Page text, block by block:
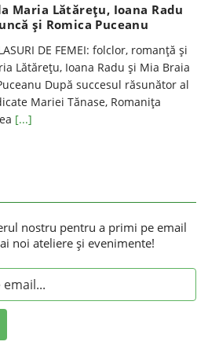
Maria Lătărețu, Ioana Radu
și Romica Puceanu
DE FEMEI: folclor, romanță și
Lătărețu, Ioana Radu și Mia Braia
După succesul răsunător al
Mariei Tănase, Romanița
[...]
nostru pentru a primi pe email
noi ateliere şi evenimente!